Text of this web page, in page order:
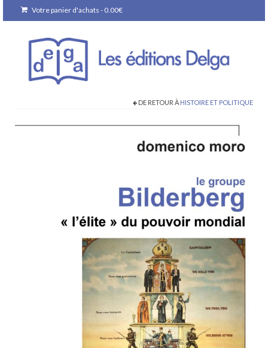
Votre panier d'achats - 0.00€
DE RETOUR À HISTOIRE ET POLITIQUE